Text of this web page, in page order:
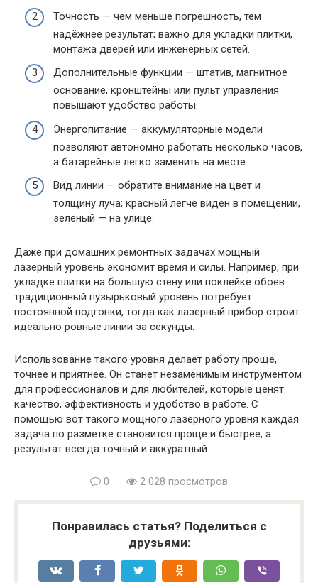
Точность — чем меньше погрешность, тем
надёжнее результат; важно для укладки плитки,
монтажа дверей или инженерных сетей.
Дополнительные функции — штатив, магнитное
основание, кронштейны или пульт управления
повышают удобство работы.
Энергопитание — аккумуляторные модели
позволяют автономно работать несколько часов,
а батарейные легко заменить на месте.
Вид линии — обратите внимание на цвет и
толщину луча; красный легче виден в помещении,
зелёный — на улице.
Даже при домашних ремонтных задачах мощный
лазерный уровень экономит время и силы. Например, при
укладке плитки на большую стену или поклейке обоев
традиционный пузырьковый уровень потребует
постоянной подгонки, тогда как лазерный прибор строит
идеально ровные линии за секунды.
Использование такого уровня делает работу проще,
точнее и приятнее. Он станет незаменимым инструментом
для профессионалов и для любителей, которые ценят
качество, эффективность и удобство в работе. С
помощью вот такого мощного лазерного уровня каждая
задача по разметке становится проще и быстрее, а
результат всегда точный и аккуратный.
0 2 028 просмотров
Понравилась статья? Поделиться с
друзьями: